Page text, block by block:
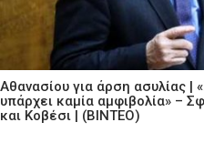
Αθανασίου για άρση ασυλίας |
υπάρχει καμία αμφιβολία» –
και Κοβέσι | (ΒΙΝΤΕΟ)